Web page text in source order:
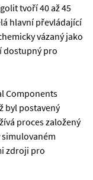
tvoří 40 až 45
hlavní převládající
vázaný jako
dostupný pro
Components
byl postavený
proces založený
zdroji pro